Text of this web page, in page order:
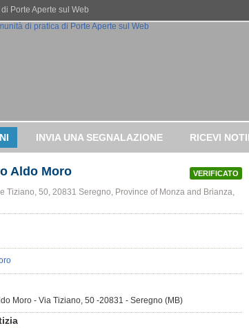
Porte Aperte sul Web
INVIA UNA SEGNALAZIONE RICEVI
VERIFICATO
Aldo Moro
Tiziano, 50, 20831 Seregno, Province of Monza and Brianza,
Moro - Via Tiziano, 50 -20831 - Seregno (MB)